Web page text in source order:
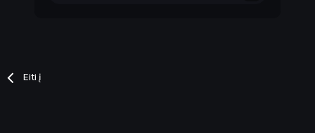
Eiti į